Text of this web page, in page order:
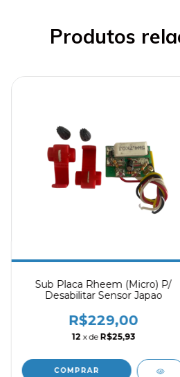
Produtos
Sub Placa Rheem (Micro) P/
Desabilitar Sensor Japao
R$229,00
12 x de R$25,93